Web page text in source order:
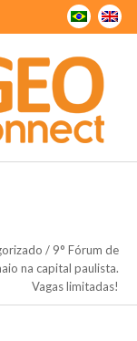
/ 9° Fórum de
na capital paulista.
Vagas limitadas!